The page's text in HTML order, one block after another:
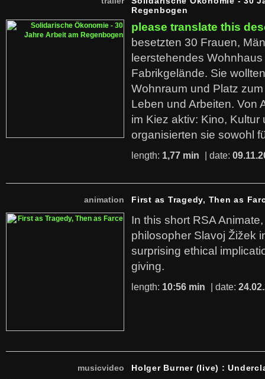
Regenbogen
please translate this
besetzten 30 Frauen,
leerstehendes
Fabrikgelände. Sie
Wohnraum und Platz
Leben und Arbeiten. Von
im Kiez aktiv: Kino,
organisierten sie sowohl
length: 1,77 min | date:
animation First as Tragedy, Then as
In this short RSA
philosopher Slavoj Žižek
surprising ethical
giving.
length: 10:56 min | date:
musicvideo Holger Burner (live) :